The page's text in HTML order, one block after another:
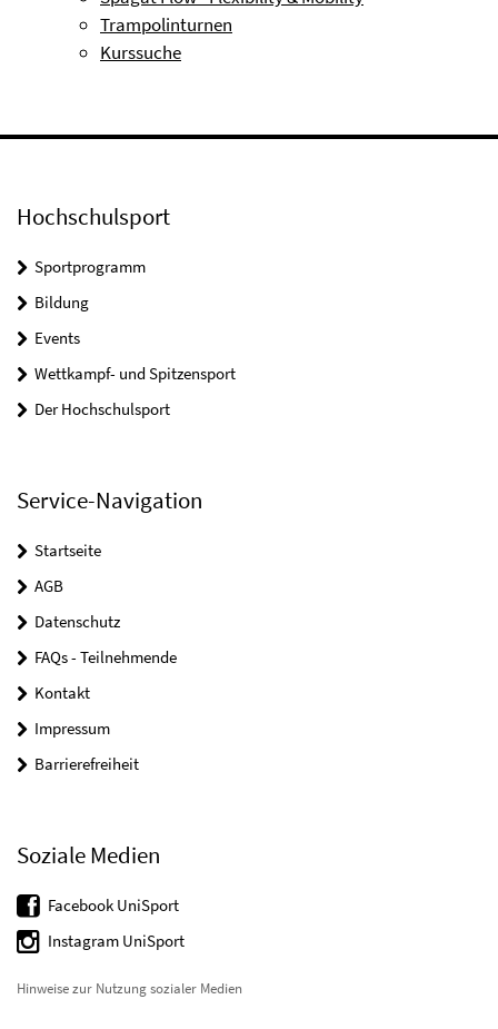
Trampolinturnen
Kurssuche
Hochschulsport
Sportprogramm
Bildung
Events
Wettkampf- und Spitzensport
Der Hochschulsport
Service-Navigation
Startseite
AGB
Datenschutz
FAQs - Teilnehmende
Kontakt
Impressum
Barrierefreiheit
Soziale Medien
Facebook UniSport
Instagram UniSport
Hinweise zur Nutzung sozialer Medien